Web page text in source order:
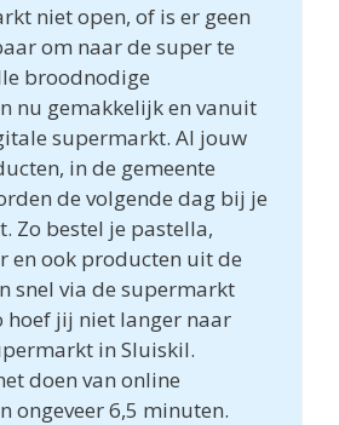
niet open, of is er geen
om naar de super te
broodnodige
nu gemakkelijk en vanuit
supermarkt. Al jouw
in de gemeente
de volgende dag bij je
Zo bestel je pastella,
en ook producten uit de
snel via de supermarkt
hoef jij niet langer naar
in Sluiskil.
doen van online
ongeveer 6,5 minuten.